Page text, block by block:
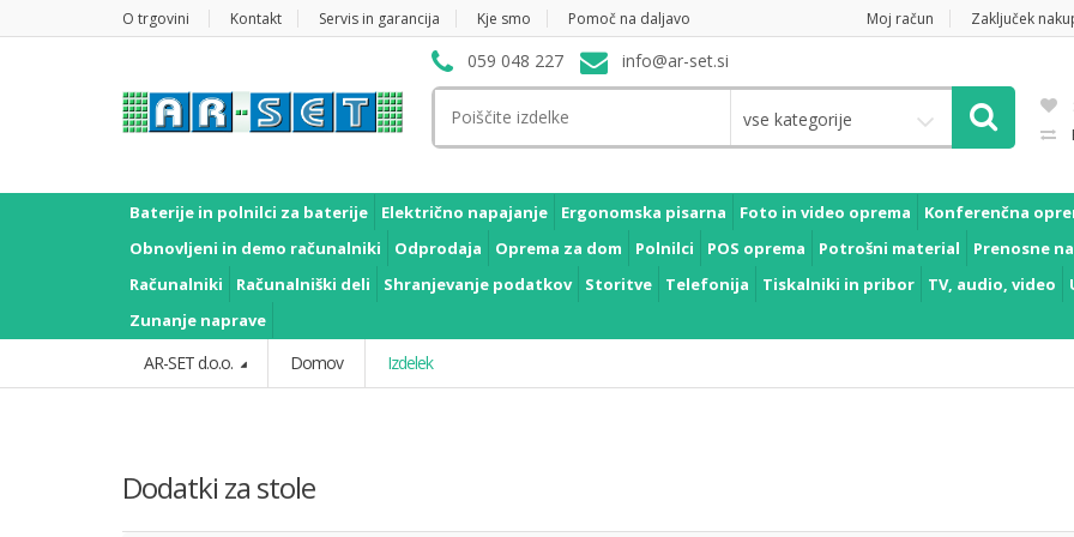
O trgovini Kontakt Servis in garancija Kje smo Pomoč na daljavo Moj račun Zaključek
059 048 227
info@ar-set.si
vse kategorije
Baterije in polnilci za baterije Električno napajanje Ergonomska pisarna Foto in video oprema
Konferenčna
Obnovljeni in demo računalniki
Odprodaja Oprema za dom Polnilci POS oprema Potrošni material
Prenosne
Računalniki
Računalniški deli Shranjevanje podatkov Storitve Telefonija Tiskalniki in pribor TV, audio, video
Zunanje naprave
AR-SET d.o.o. Domov Izdelek
Dodatki za stole